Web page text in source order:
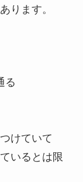
ります。
る
けていて
いるとは限